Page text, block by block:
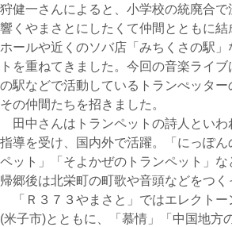
狩健一さんによると、小学校の統廃合
響くやまさとにしたくて仲間とともに
ホールや近くのソバ店「みちくさの駅
トを重ねてきました。今回の音楽ライ
の駅などで活動しているトランぺッター
その仲間たちを招きました。
田中さんはトランペットの詩人といわ
指導を受け、国内外で活躍。「にっぽ
ペット」「そよかぜのトランペット」な
帰郷後は北栄町の町歌や音頭などをつく
「Ｒ３７３やまさと」ではエレクトー
(米子市)とともに、「慕情」「中国地方